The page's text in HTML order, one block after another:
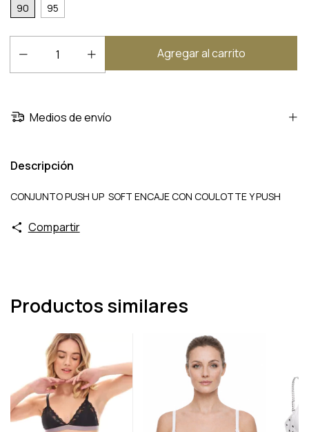
90
95
Medios de envío
Descripción
CONJUNTO PUSH UP SOFT ENCAJE CON COULOTTE Y PUSH
Compartir
Productos similares